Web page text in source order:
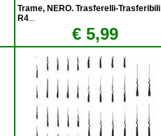
Trame, NERO. Trasferelli-Trasferibili
R4...
€ 5,99